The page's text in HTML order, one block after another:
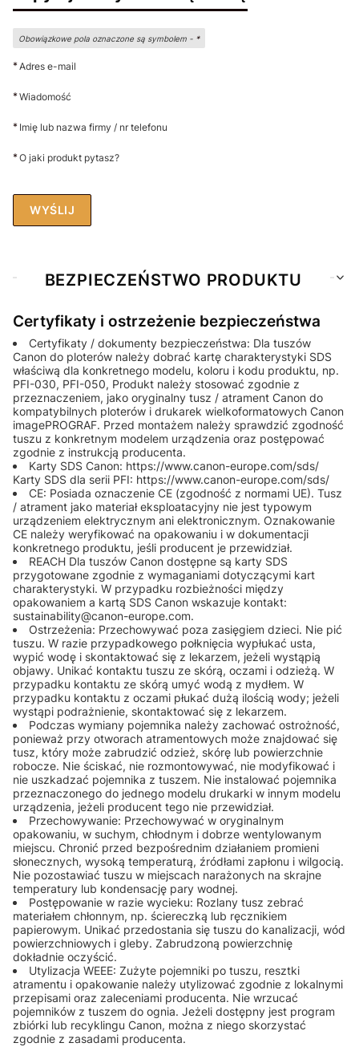
Obowiązkowe pola oznaczone są symbolem - *
*Adres e-mail
*Wiadomość
* Imię lub nazwa firmy / nr telefonu
*O jaki produkt pytasz?
WYŚLIJ
BEZPIECZEŃSTWO PRODUKTU
Certyfikaty i ostrzeżenie bezpieczeństwa
Certyfikaty / dokumenty bezpieczeństwa: Dla tuszów
Canon do ploterów należy dobrać kartę charakterystyki SDS
właściwą dla konkretnego modelu, koloru i kodu produktu, np.
PFI-030, PFI-050, Produkt należy stosować zgodnie z
przeznaczeniem, jako oryginalny tusz / atrament Canon do
kompatybilnych ploterów i drukarek wielkoformatowych Canon
imagePROGRAF. Przed montażem należy sprawdzić zgodność
tuszu z konkretnym modelem urządzenia oraz postępować
zgodnie z instrukcją producenta.
Karty SDS Canon: https://www.canon-europe.com/sds/
Karty SDS dla serii PFI: https://www.canon-europe.com/sds/
CE: Posiada oznaczenie CE (zgodność z normami UE). Tusz
/ atrament jako materiał eksploatacyjny nie jest typowym
urządzeniem elektrycznym ani elektronicznym. Oznakowanie
CE należy weryfikować na opakowaniu i w dokumentacji
konkretnego produktu, jeśli producent je przewidział.
REACH Dla tuszów Canon dostępne są karty SDS
przygotowane zgodnie z wymaganiami dotyczącymi kart
charakterystyki. W przypadku rozbieżności między
opakowaniem a kartą SDS Canon wskazuje kontakt:
sustainability@canon-europe.com.
Ostrzeżenia: Przechowywać poza zasięgiem dzieci. Nie pić
tuszu. W razie przypadkowego połknięcia wypłukać usta,
wypić wodę i skontaktować się z lekarzem, jeżeli wystąpią
objawy. Unikać kontaktu tuszu ze skórą, oczami i odzieżą. W
przypadku kontaktu ze skórą umyć wodą z mydłem. W
przypadku kontaktu z oczami płukać dużą ilością wody; jeżeli
wystąpi podrażnienie, skontaktować się z lekarzem.
Podczas wymiany pojemnika należy zachować ostrożność,
ponieważ przy otworach atramentowych może znajdować się
tusz, który może zabrudzić odzież, skórę lub powierzchnie
robocze. Nie ściskać, nie rozmontowywać, nie modyfikować i
nie uszkadzać pojemnika z tuszem. Nie instalować pojemnika
przeznaczonego do jednego modelu drukarki w innym modelu
urządzenia, jeżeli producent tego nie przewidział.
Przechowywanie: Przechowywać w oryginalnym
opakowaniu, w suchym, chłodnym i dobrze wentylowanym
miejscu. Chronić przed bezpośrednim działaniem promieni
słonecznych, wysoką temperaturą, źródłami zapłonu i wilgocią.
Nie pozostawiać tuszu w miejscach narażonych na skrajne
temperatury lub kondensację pary wodnej.
Postępowanie w razie wycieku: Rozlany tusz zebrać
materiałem chłonnym, np. ściereczką lub ręcznikiem
papierowym. Unikać przedostania się tuszu do kanalizacji, wód
powierzchniowych i gleby. Zabrudzoną powierzchnię
dokładnie oczyścić.
Utylizacja WEEE: Zużyte pojemniki po tuszu, resztki
atramentu i opakowanie należy utylizować zgodnie z lokalnymi
przepisami oraz zaleceniami producenta. Nie wrzucać
pojemników z tuszem do ognia. Jeżeli dostępny jest program
zbiórki lub recyklingu Canon, można z niego skorzystać
zgodnie z zasadami producenta.